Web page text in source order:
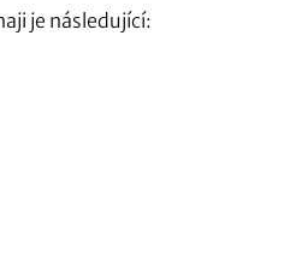
je následující: